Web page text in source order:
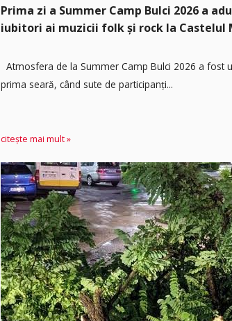
Prima zi a Summer Camp Bulci 2026 a
iubitori ai muzicii folk și rock la Castelul
Atmosfera de la Summer Camp Bulci 2026 a fost
prima seară, când sute de participanți...
citește mai mult »